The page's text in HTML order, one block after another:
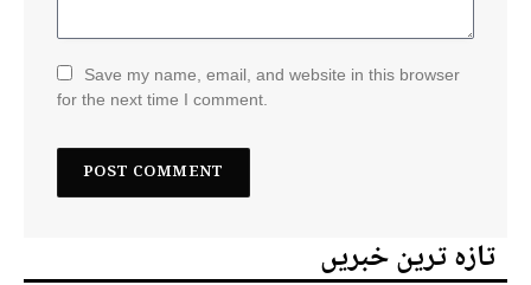
Save my name, email, and website in this browser
for the next time I comment.
تازہ ترین خبریں